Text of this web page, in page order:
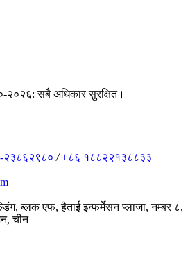
२०२६: सबै अधिकार सुरक्षित।
२३८६२९८० / +८६ १८८२२१३८८३३
ब्लक एफ, हैताई इन्फर्मेसन प्लाजा, नम्बर ८,
चीन